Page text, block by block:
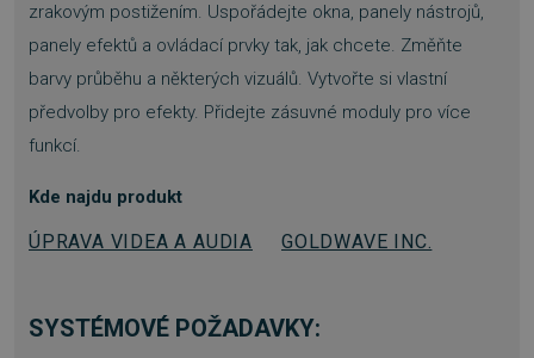
zrakovým postižením. Uspořádejte okna, panely nástrojů,
panely efektů a ovládací prvky tak, jak chcete. Změňte
barvy průběhu a některých vizuálů. Vytvořte si vlastní
předvolby pro efekty. Přidejte zásuvné moduly pro více
funkcí.
Kde najdu produkt
ÚPRAVA VIDEA A AUDIA GOLDWAVE INC.
SYSTÉMOVÉ POŽADAVKY: